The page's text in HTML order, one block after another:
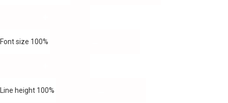
Font size 100%
Line height 100%